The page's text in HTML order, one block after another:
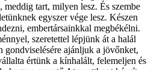
tart, milyen lesz. És szembe
egyszer vége lesz. Készen
embertársainkkal megbékélni.
szeretettel lépjünk át a halál
gondviselésére ajánljuk a jövőnket,
értünk a kínhalált, felemeljen és